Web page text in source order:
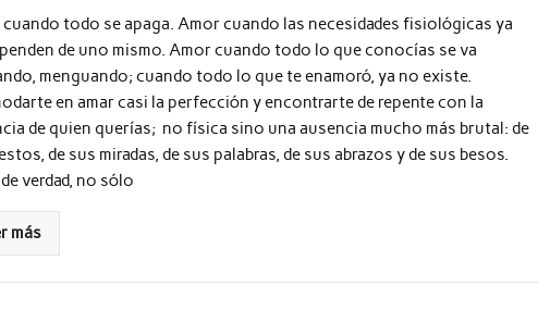
todo se apaga. Amor cuando las necesidades fisiológicas ya
de uno mismo. Amor cuando todo lo que conocías se va
menguando; cuando todo lo que te enamoró, ya no existe.
en amar casi la perfección y encontrarte de repente con la
de quien querías; no física sino una ausencia mucho más brutal: de
de sus miradas, de sus palabras, de sus abrazos y de sus besos.
verdad, no sólo
más